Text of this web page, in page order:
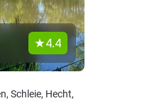
4.4
Schleie, Hecht,